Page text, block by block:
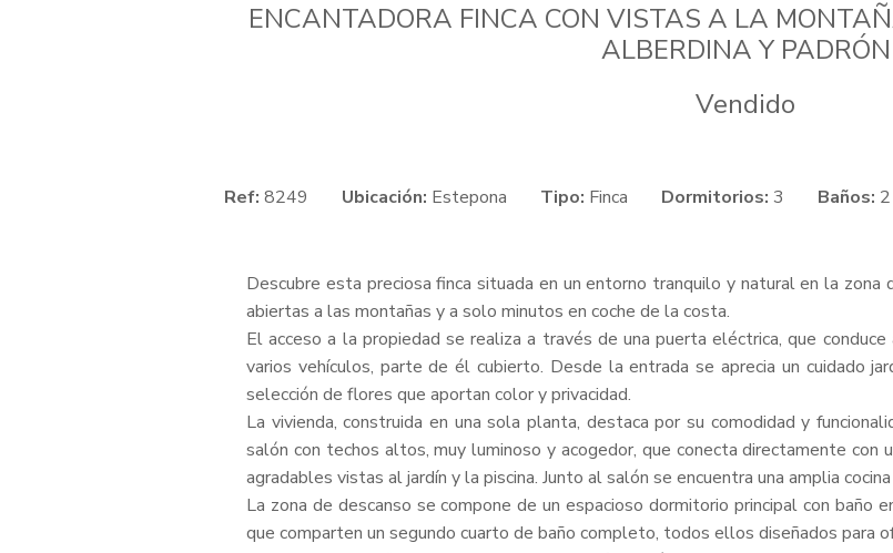
ENCANTADORA FINCA CON VISTAS A LA
ALBERDINA Y PADRÓN
Vendido
Ref: 8249 Ubicación: Estepona Tipo: Finca Dormitorios: 3 Baños: 2
Descubre esta preciosa finca situada en un entorno tranquilo y natural en la
abiertas a las montañas y a solo minutos en coche de la costa.
El acceso a la propiedad se realiza a través de una puerta eléctrica, que conduce
varios vehículos, parte de él cubierto. Desde la entrada se aprecia un cuidado
selección de flores que aportan color y privacidad.
La vivienda, construida en una sola planta, destaca por su comodidad y
salón con techos altos, muy luminoso y acogedor, que conecta directamente con
agradables vistas al jardín y la piscina. Junto al salón se encuentra una amplia
La zona de descanso se compone de un espacioso dormitorio principal con baño
que comparten un segundo cuarto de baño completo, todos ellos diseñados para